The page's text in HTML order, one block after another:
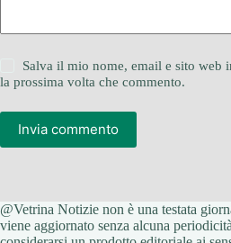
Salva il mio nome, email e sito web
la prossima volta che commento.
Invia commento
@Vetrina Notizie non è una testata
viene aggiornato senza alcuna